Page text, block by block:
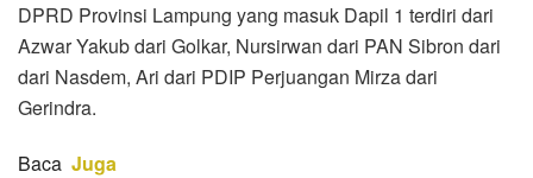
DPRD Provinsi Lampung yang masuk Dapil 1 terdiri dari
Azwar Yakub dari Golkar, Nursirwan dari PAN Sibron dari
dari Nasdem, Ari dari PDIP Perjuangan Mirza dari
Gerindra.
Baca Juga